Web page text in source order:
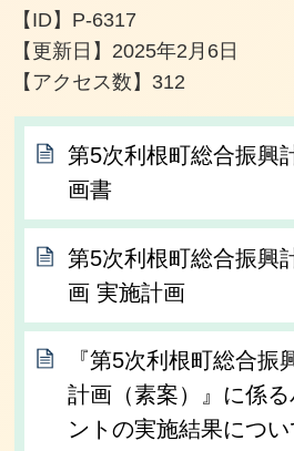
【ID】 P-6317
【更新日】 2025年2月6日
【アクセス数】 312
第5次利根町総合振興
画書
第5次利根町総合振興
画 実施計画
『第5次利根町総合振
計画（素案）』に係
ントの実施結果につい